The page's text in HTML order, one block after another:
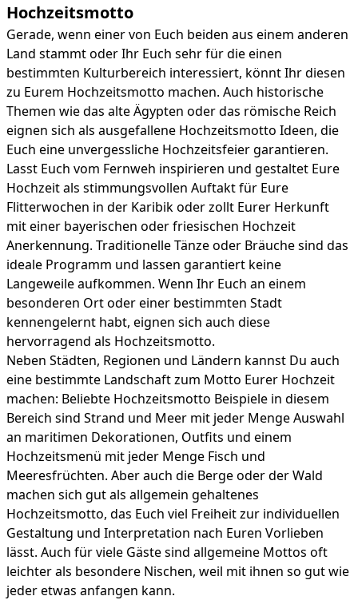
Hochzeitsmotto
Gerade, wenn einer von Euch beiden aus einem anderen
Land stammt oder Ihr Euch sehr für die einen
bestimmten Kulturbereich interessiert, könnt Ihr diesen
zu Eurem Hochzeitsmotto machen. Auch historische
Themen wie das alte Ägypten oder das römische Reich
eignen sich als ausgefallene Hochzeitsmotto Ideen, die
Euch eine unvergessliche Hochzeitsfeier garantieren.
Lasst Euch vom Fernweh inspirieren und gestaltet Eure
Hochzeit als stimmungsvollen Auftakt für Eure
Flitterwochen in der Karibik oder zollt Eurer Herkunft
mit einer bayerischen oder friesischen Hochzeit
Anerkennung. Traditionelle Tänze oder Bräuche sind das
ideale Programm und lassen garantiert keine
Langeweile aufkommen. Wenn Ihr Euch an einem
besonderen Ort oder einer bestimmten Stadt
kennengelernt habt, eignen sich auch diese
hervorragend als Hochzeitsmotto.
Neben Städten, Regionen und Ländern kannst Du auch
eine bestimmte Landschaft zum Motto Eurer Hochzeit
machen: Beliebte Hochzeitsmotto Beispiele in diesem
Bereich sind Strand und Meer mit jeder Menge Auswahl
an maritimen Dekorationen, Outfits und einem
Hochzeitsmenü mit jeder Menge Fisch und
Meeresfrüchten. Aber auch die Berge oder der Wald
machen sich gut als allgemein gehaltenes
Hochzeitsmotto, das Euch viel Freiheit zur individuellen
Gestaltung und Interpretation nach Euren Vorlieben
lässt. Auch für viele Gäste sind allgemeine Mottos oft
leichter als besondere Nischen, weil mit ihnen so gut wie
jeder etwas anfangen kann.